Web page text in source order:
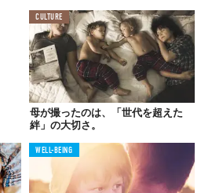
CULTURE
母が撮ったのは、「世代を超えた
絆」の大切さ。
WELL-BEING